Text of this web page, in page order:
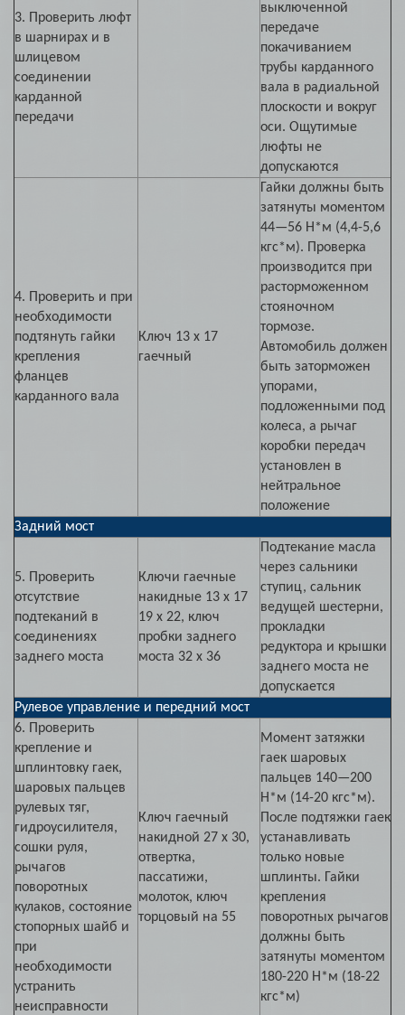
3. Проверить люфт
в шарнирах и в
шлицевом
соединении
карданной
передачи
выключенной
передаче
покачиванием
трубы карданного
вала в радиальной
плоскости и вокруг
оси. Ощутимые
люфты не
допускаются
4. Проверить и при
необходимости
подтянуть гайки
крепления
фланцев
карданного вала
Ключ 13 х 17
гаечный
Гайки должны быть
затянуты моментом
44—56 Н*м (4,4-5,6
кгс*м). Проверка
производится при
расторможенном
стояночном
тормозе.
Автомобиль должен
быть заторможен
упорами,
подложенными под
колеса, а рычаг
коробки передач
установлен в
нейтральное
положение
Задний мост
5. Проверить
отсутствие
подтеканий в
соединениях
заднего моста
Ключи гаечные
накидные 13 х 17
19 х 22, ключ
пробки заднего
моста 32 х 36
Подтекание масла
через сальники
ступиц, сальник
ведущей шестерни,
прокладки
редуктора и крышки
заднего моста не
допускается
Рулевое управление и передний мост
6. Проверить
крепление и
шплинтовку гаек,
шаровых пальцев
рулевых тяг,
гидроусилителя,
сошки руля,
рычагов
поворотных
кулаков, состояние
стопорных шайб и
при
необходимости
устранить
неисправности
Ключ гаечный
накидной 27 х 30,
отвертка,
пассатижи,
молоток, ключ
торцовый на 55
Момент затяжки
гаек шаровых
пальцев 140—200
Н*м (14-20 кгс*м).
После подтяжки гаек
устанавливать
только новые
шплинты. Гайки
крепления
поворотных рычагов
должны быть
затянуты моментом
180-220 Н*м (18-22
кгс*м)